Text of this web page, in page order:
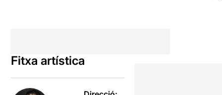
Fitxa artística